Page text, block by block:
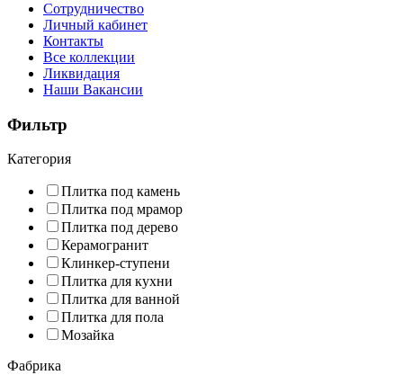
Сотрудничество
Личный кабинет
Контакты
Все коллекции
Ликвидация
Наши Вакансии
Фильтр
Категория
Плитка под камень
Плитка под мрамор
Плитка под дерево
Керамогранит
Клинкер-ступени
Плитка для кухни
Плитка для ванной
Плитка для пола
Мозайка
Фабрика